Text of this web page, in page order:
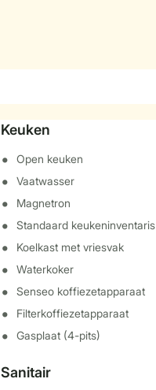
Keuken
Open keuken
Vaatwasser
Magnetron
Standaard keukeninventaris
Koelkast met vriesvak
Waterkoker
Senseo koffiezetapparaat
Filterkoffiezetapparaat
Gasplaat (4-pits)
Sanitair